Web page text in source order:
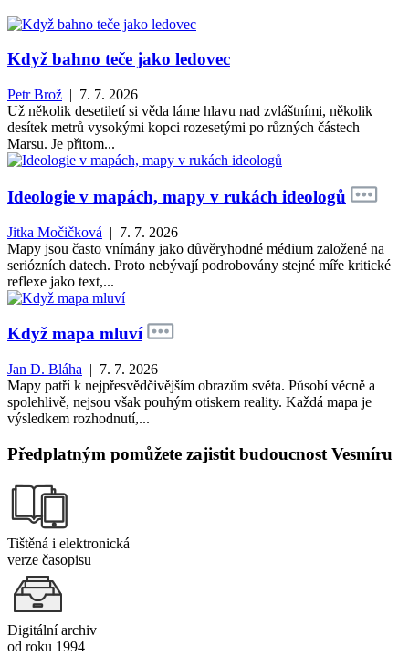
Když bahno teče jako ledovec
Petr Brož | 7. 7. 2026
Už několik desetiletí si věda láme hlavu nad zvláštními, několik
desítek metrů vysokými kopci rozesetými po různých částech
Marsu. Je přitom...
Ideologie v mapách, mapy v rukách ideologů
Jitka Močičková | 7. 7. 2026
Mapy jsou často vnímány jako důvěryhodné médium založené na
seriózních datech. Proto nebývají podrobovány stejné míře kritické
reflexe jako text,...
Když mapa mluví
Jan D. Bláha | 7. 7. 2026
Mapy patří k nejpřesvědčivějším obrazům světa. Působí věcně a
spolehlivě, nejsou však pouhým otiskem reality. Každá mapa je
výsledkem rozhodnutí,...
Předplatným pomůžete zajistit budoucnost Vesmíru
Tištěná i elektronická
verze časopisu
Digitální archiv
od roku 1994